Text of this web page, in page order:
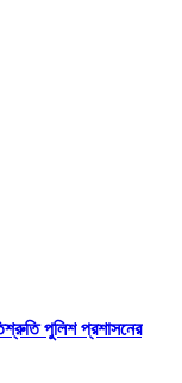
পুলিশ প্রশাসনের